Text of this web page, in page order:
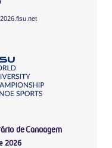
de Canoagem
2026